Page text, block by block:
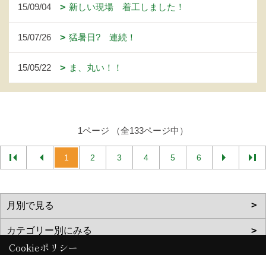
15/09/04 新しい現場 着工しました！
15/07/26 猛暑日? 連続！
15/05/22 ま、丸い！！
1ページ （全133ページ中）
1 2 3 4 5 6
Cookieポリシー